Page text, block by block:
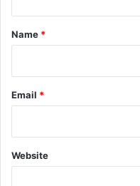
*
Name *
Email *
Website